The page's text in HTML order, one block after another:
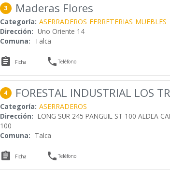
3 Maderas Flores
Categoría: ASERRADEROS FERRETERIAS MUEBLES
Dirección: Uno Oriente 14
Comuna: Talca
 Ficha Teléfono
4 FORESTAL INDUSTRIAL LOS
Categoría: ASERRADEROS
Dirección: LONG SUR 245 PANGUIL ST 100 ALDEA
100
Comuna: Talca
 Ficha Teléfono